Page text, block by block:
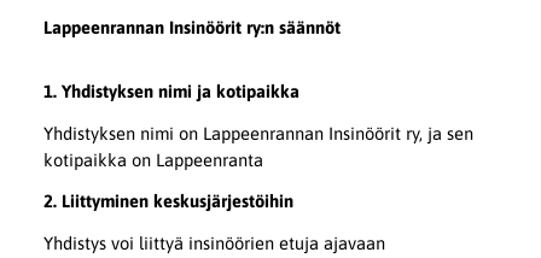
Lappeenrannan Insinöörit ry:n säännöt
1. Yhdistyksen nimi ja kotipaikka
Yhdistyksen nimi on Lappeenrannan Insinöörit ry, ja sen
kotipaikka on Lappeenranta
2. Liittyminen keskusjärjestöihin
Yhdistys voi liittyä insinöörien etuja ajavaan